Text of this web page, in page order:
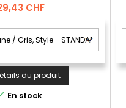
CHF
du produit
En stock